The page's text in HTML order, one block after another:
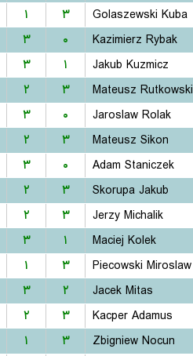
۱ ۳ Golaszewski Kuba
۳ ۰ Kazimierz Rybak
۳ ۱ Jakub Kuzmicz
۲ ۳ Mateusz Rutkowski
۳ ۰ Jaroslaw Rolak
۲ ۳ Mateusz Sikon
۳ ۰ Adam Staniczek
۲ ۳ Skorupa Jakub
۲ ۳ Jerzy Michalik
۳ ۱ Maciej Kolek
۱ ۳ Piecowski Miroslaw
۳ ۲ Jacek Mitas
۲ ۳ Kacper Adamus
۱ ۳ Zbigniew Nocun